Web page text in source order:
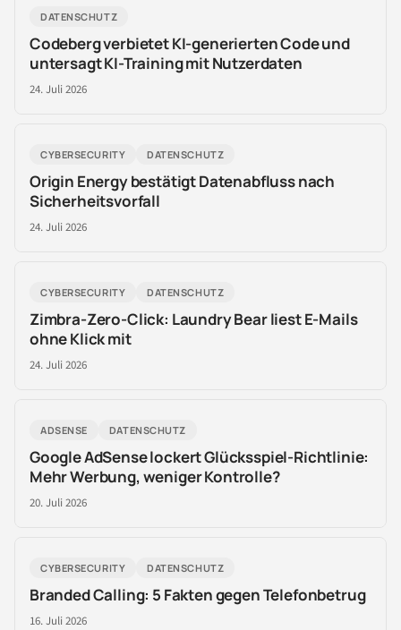
DATENSCHUTZ
Codeberg verbietet KI-generierten Code und
untersagt KI-Training mit Nutzerdaten
24. Juli 2026
CYBERSECURITY DATENSCHUTZ
Origin Energy bestätigt Datenabfluss nach
Sicherheitsvorfall
24. Juli 2026
CYBERSECURITY DATENSCHUTZ
Zimbra-Zero-Click: Laundry Bear liest E-Mails
ohne Klick mit
24. Juli 2026
ADSENSE DATENSCHUTZ
Google AdSense lockert Glücksspiel-Richtlinie:
Mehr Werbung, weniger Kontrolle?
20. Juli 2026
CYBERSECURITY DATENSCHUTZ
Branded Calling: 5 Fakten gegen Telefonbetrug
16. Juli 2026